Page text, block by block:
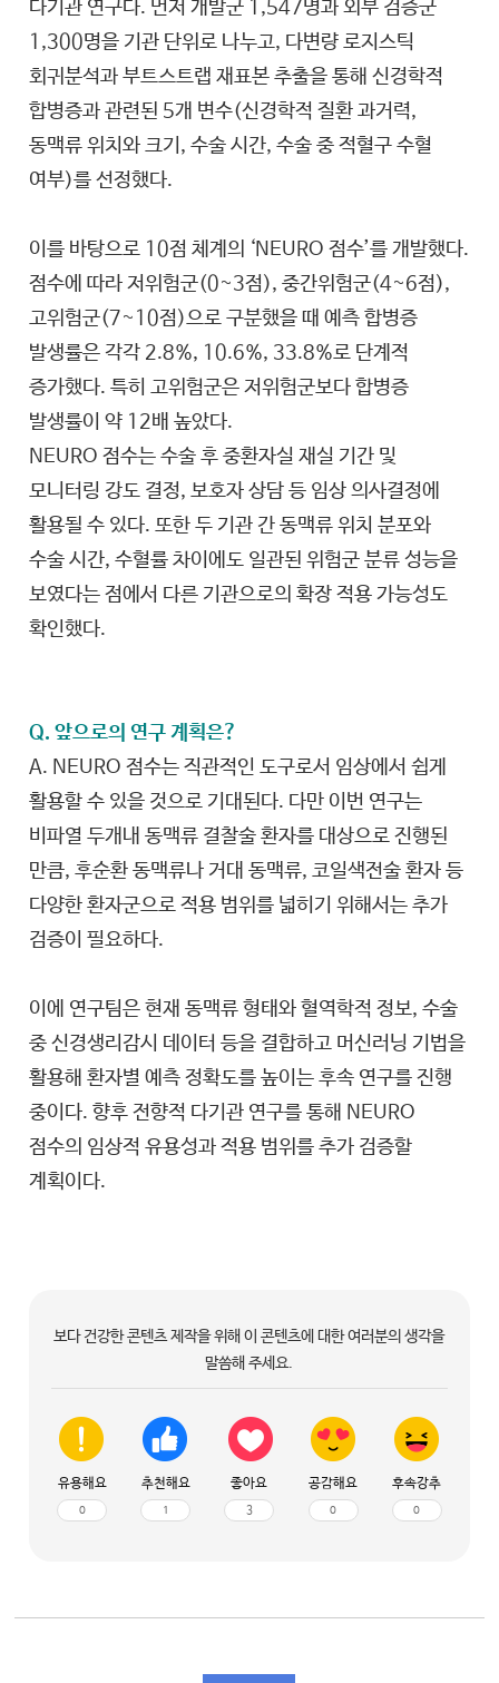
다기관 연구다. 먼저 개발군 1,547명과 외부 검증군
1,300명을 기관 단위로 나누고, 다변량 로지스틱
회귀분석과 부트스트랩 재표본 추출을 통해 신경학적
합병증과 관련된 5개 변수(신경학적 질환 과거력,
동맥류 위치와 크기, 수술 시간, 수술 중 적혈구 수혈
여부)를 선정했다.
이를 바탕으로 10점 체계의 ‘NEURO 점수’를 개발했다.
점수에 따라 저위험군(0~3점), 중간위험군(4~6점),
고위험군(7~10점)으로 구분했을 때 예측 합병증
발생률은 각각 2.8%, 10.6%, 33.8%로 단계적
증가했다. 특히 고위험군은 저위험군보다 합병증
발생률이 약 12배 높았다.
NEURO 점수는 수술 후 중환자실 재실 기간 및
모니터링 강도 결정, 보호자 상담 등 임상 의사결정에
활용될 수 있다. 또한 두 기관 간 동맥류 위치 분포와
수술 시간, 수혈률 차이에도 일관된 위험군 분류 성능을
보였다는 점에서 다른 기관으로의 확장 적용 가능성도
확인했다.
Q. 앞으로의 연구 계획은?
A. NEURO 점수는 직관적인 도구로서 임상에서 쉽게
활용할 수 있을 것으로 기대된다. 다만 이번 연구는
비파열 두개내 동맥류 결찰술 환자를 대상으로 진행된
만큼, 후순환 동맥류나 거대 동맥류, 코일색전술 환자 등
다양한 환자군으로 적용 범위를 넓히기 위해서는 추가
검증이 필요하다.
이에 연구팀은 현재 동맥류 형태와 혈역학적 정보, 수술
중 신경생리감시 데이터 등을 결합하고 머신러닝 기법을
활용해 환자별 예측 정확도를 높이는 후속 연구를 진행
중이다. 향후 전향적 다기관 연구를 통해 NEURO
점수의 임상적 유용성과 적용 범위를 추가 검증할
계획이다.
보다 건강한 콘텐츠 제작을 위해 이 콘텐츠에 대한 여러분의 생각을
말씀해 주세요.
유용해요
0
추천해요
1
좋아요
3
공감해요
0
후속강추
0